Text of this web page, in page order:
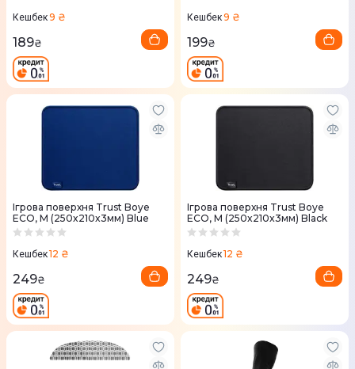
Кешбек9 ₴
189₴
Кешбек9 ₴
199₴
Ігрова поверхня Trust Boye
ECO, M (250x210x3мм) Blue
Кешбек12 ₴
249₴
Ігрова поверхня Trust Boye
ECO, M (250x210x3мм) Black
Кешбек12 ₴
249₴